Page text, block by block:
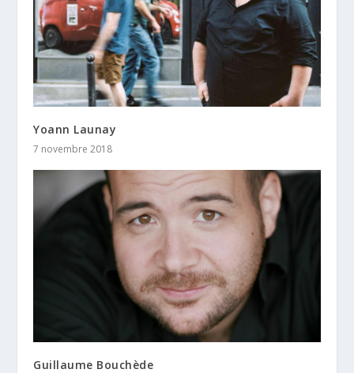
Yoann Launay
7 novembre 2018
Guillaume Bouchède